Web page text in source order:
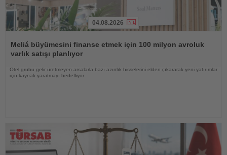
Oku
04.08.2026
Meliá büyümesini finanse etmek için 100 milyon avroluk
varlık satışı planlıyor
Otel grubu gelir üretmeyen arsalarla bazı azınlık hisselerini elden çıkararak yeni yatırımlar
için kaynak yaratmayı hedefliyor